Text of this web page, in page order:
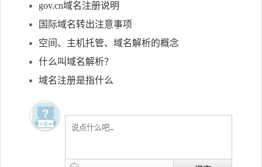
gov.cn域名注册说明
国际域名转出注意事项
空间、主机托管、域名解析的概念
什么叫域名解析？
域名注册是指什么